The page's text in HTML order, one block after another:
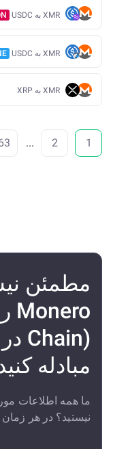
XMR به USDC
XMR به USDC
XMR به XRP
1
2
...
مطمئن
مبادله
ما همه اطلاعات
نیستید؟ در هر زمان